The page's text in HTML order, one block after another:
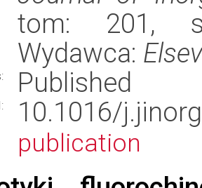
tom: 201,
Wydawca:
Published
10.1016/
publication